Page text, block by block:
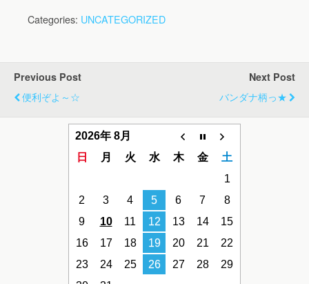
Categories: UNCATEGORIZED
Previous Post
便利ぞよ～☆
Next Post
バンダナ柄っ★
2026年 8月
日
月 火 水 木 金
土
1
2
3 4 5 6 7
8
9
10 11 12 13 14
15
16
17 18 19 20 21
22
23
24 25 26 27 28
29